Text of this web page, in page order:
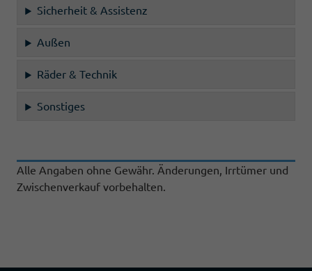
Sicherheit & Assistenz
Außen
Räder & Technik
Sonstiges
Alle Angaben ohne Gewähr. Änderungen, Irrtümer und
Zwischenverkauf vorbehalten.